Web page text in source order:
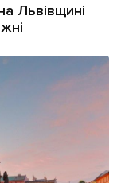
Львівщині